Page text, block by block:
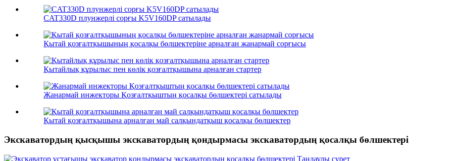
CAT330D плунжерлі сорғы K5V160DP сатылады
Қытай қозғалтқышының қосалқы бөлшектеріне арналған жанармай сорғысы
Қытайлық құрылыс пен көлік қозғалтқышына арналған стартер
Жанармай инжекторы Қозғалтқыштың қосалқы бөлшектері сатылады
Қытай қозғалтқышына арналған май салқындатқыш қосалқы бөлшектер
Экскаватордың қысқышы экскаватордың қондырмасы экскаватордың қосалқы бөлшектері